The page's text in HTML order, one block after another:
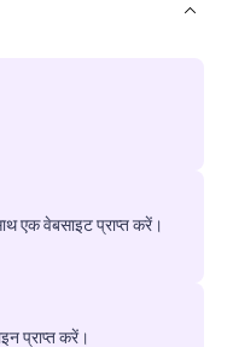
एक वेबसाइट प्राप्त करें।
प्राप्त करें।